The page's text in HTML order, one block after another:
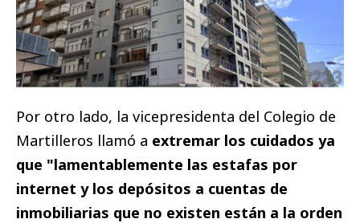
Por otro lado, la vicepresidenta del Colegio de
Martilleros llamó a extremar los cuidados ya
que "lamentablemente las estafas por
internet y los depósitos a cuentas de
inmobiliarias que no existen están a la orden